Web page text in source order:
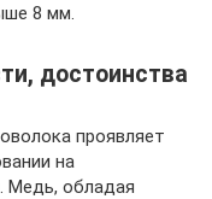
8 мм.
достоинства
проявляет
на
Медь, обладая